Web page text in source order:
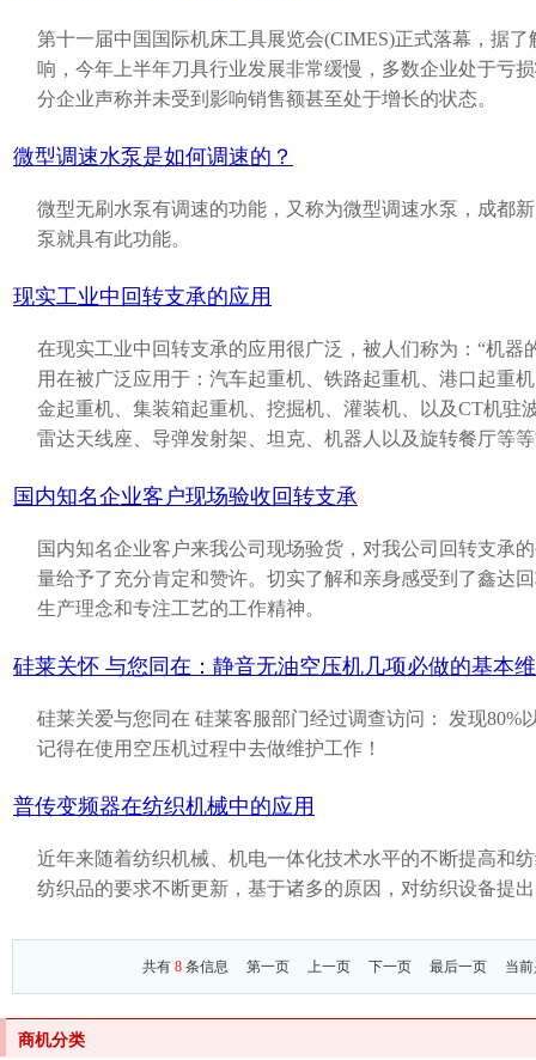
第十一届中国国际机床工具展览会(CIMES)正式落幕，据
响，今年上半年刀具行业发展非常缓慢，多数企业处于亏
分企业声称并未受到影响销售额甚至处于增长的状态。
微型调速水泵是如何调速的？
微型无刷水泵有调速的功能，又称为微型调速水泵，成都
泵就具有此功能。
现实工业中回转支承的应用
在现实工业中回转支承的应用很广泛，被人们称为：“机器
用在被广泛应用于：汽车起重机、铁路起重机、港口起重
金起重机、集装箱起重机、挖掘机、灌装机、以及CT机驻
雷达天线座、导弹发射架、坦克、机器人以及旋转餐厅等
国内知名企业客户现场验收回转支承
国内知名企业客户来我公司现场验货，对我公司回转支承
量给予了充分肯定和赞许。切实了解和亲身感受到了鑫达
生产理念和专注工艺的工作精神。
硅莱关怀 与您同在：静音无油空压机几项必做的基本
硅莱关爱与您同在 硅莱客服部门经过调查访问： 发现80%
记得在使用空压机过程中去做维护工作！
普传变频器在纺织机械中的应用
近年来随着纺织机械、机电一体化技术水平的不断提高和
纺织品的要求不断更新，基于诸多的原因，对纺织设备提
共有 8条信息 第一页 上一页 下一页 最后一页当前
商机分类